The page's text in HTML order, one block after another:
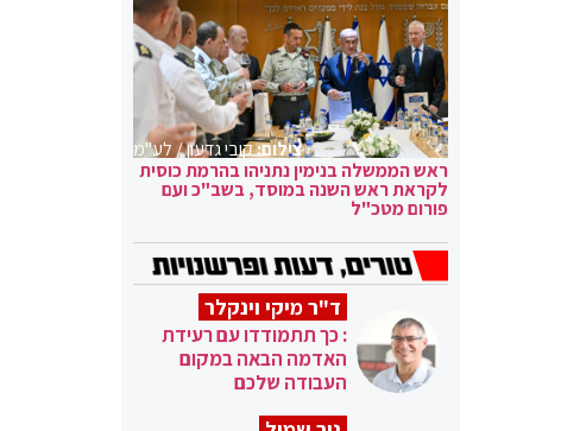
צילום:קובי גדעון / לע"מ
ראש הממשלה בנימין נתניהו בהרמת כוסית
לקראת ראש השנה במוסד, בשב"כ ועם
פורום מטכ"ל
ד"ר מיקי וינקלר
: כך תתמודדו עם רעידת
האדמה הבאה במקום
העבודה שלכם